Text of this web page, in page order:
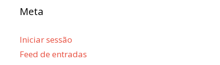
Meta
Iniciar sessão
Feed de entradas